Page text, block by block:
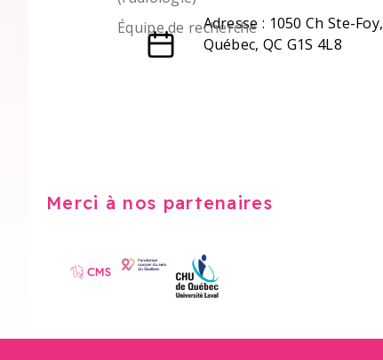
Équipe de rechercheAdresse : 1050 Ch Ste-Foy,
Québec, QC G1S 4L8
Merci à nos partenaires